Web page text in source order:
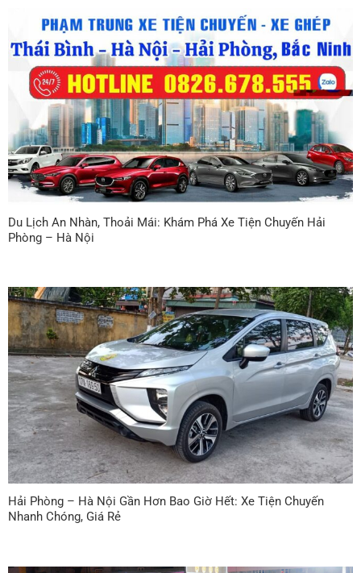
Du Lịch An Nhàn, Thoải Mái: Khám Phá Xe Tiện Chuyến Hải
Phòng – Hà Nội
Hải Phòng – Hà Nội Gần Hơn Bao Giờ Hết: Xe Tiện Chuyến
Nhanh Chóng, Giá Rẻ